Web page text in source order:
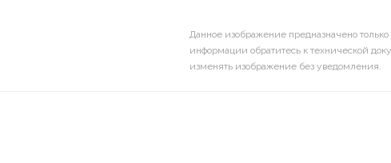
Данное изображение предназначено
информации обратитесь к технической
изменять изображение без уведомления.